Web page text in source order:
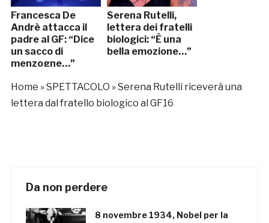
Francesca De
Andrè attacca il
padre al GF: “Dice
un sacco di
menzogne…”
Serena Rutelli,
lettera dei fratelli
biologici: “È una
bella emozione…”
Home »SPETTACOLO »Serena Rutelli riceverà una
lettera dal fratello biologico al GF16
Da non perdere
8 novembre 1934, Nobel per la